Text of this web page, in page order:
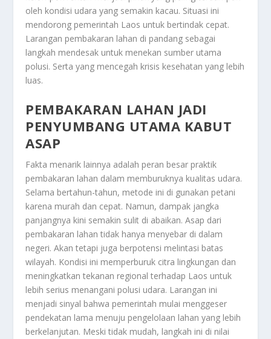
oleh kondisi udara yang semakin kacau. Situasi ini
mendorong pemerintah Laos untuk bertindak cepat.
Larangan pembakaran lahan di pandang sebagai
langkah mendesak untuk menekan sumber utama
polusi. Serta yang mencegah krisis kesehatan yang lebih
luas.
PEMBAKARAN LAHAN JADI
PENYUMBANG UTAMA KABUT
ASAP
Fakta menarik lainnya adalah peran besar praktik
pembakaran lahan dalam memburuknya kualitas udara.
Selama bertahun-tahun, metode ini di gunakan petani
karena murah dan cepat. Namun, dampak jangka
panjangnya kini semakin sulit di abaikan. Asap dari
pembakaran lahan tidak hanya menyebar di dalam
negeri. Akan tetapi juga berpotensi melintasi batas
wilayah. Kondisi ini memperburuk citra lingkungan dan
meningkatkan tekanan regional terhadap Laos untuk
lebih serius menangani polusi udara. Larangan ini
menjadi sinyal bahwa pemerintah mulai menggeser
pendekatan lama menuju pengelolaan lahan yang lebih
berkelanjutan. Meski tidak mudah, langkah ini di nilai